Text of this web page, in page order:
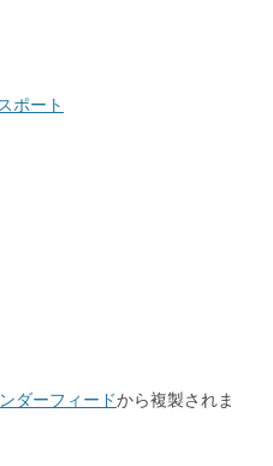
ポート
ダーフィードから複製されま